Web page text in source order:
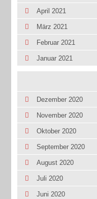
April 2021
März 2021
Februar 2021
Januar 2021
Dezember 2020
November 2020
Oktober 2020
September 2020
August 2020
Juli 2020
Juni 2020